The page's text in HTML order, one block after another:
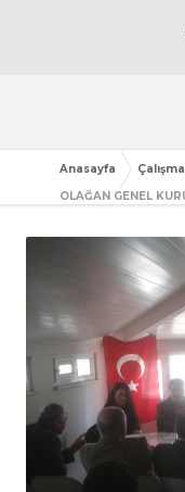
Anasayfa
OLAĞAN GENEL